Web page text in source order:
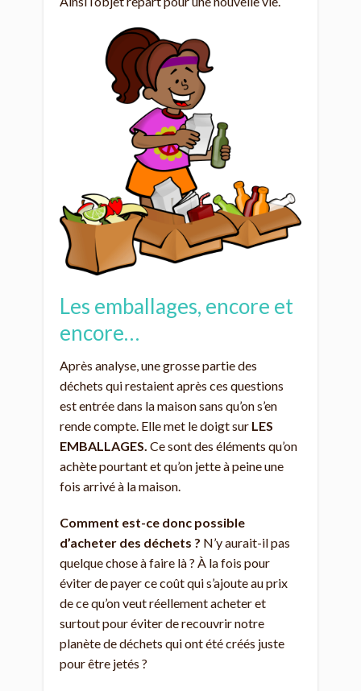
Les emballages, encore et
encore…
Après analyse, une grosse partie des
déchets qui restaient après ces questions
est entrée dans la maison sans qu’on s’en
rende compte. Elle met le doigt sur LES
EMBALLAGES. Ce sont des éléments qu’on
achète pourtant et qu’on jette à peine une
fois arrivé à la maison.
Comment est-ce donc possible
d’acheter des déchets ? N’y aurait-il pas
quelque chose à faire là ? À la fois pour
éviter de payer ce coût qui s’ajoute au prix
de ce qu’on veut réellement acheter et
surtout pour éviter de recouvrir notre
planète de déchets qui ont été créés juste
pour être jetés ?